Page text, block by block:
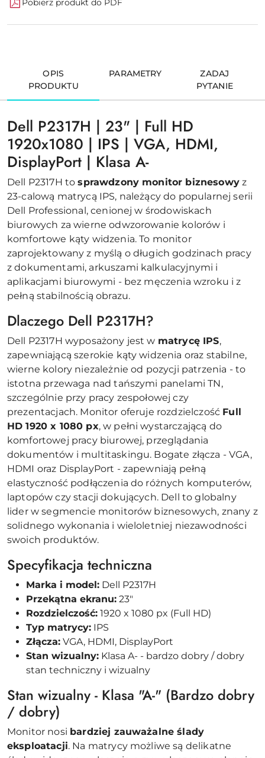
OPIS
PRODUKTU
PARAMETRY
ZADAJ
PYTANIE
Dell P2317H | 23" | Full HD
1920x1080 | IPS | VGA, HDMI,
DisplayPort | Klasa A-
Dell P2317H tosprawdzony monitor biznesowyz
23-calową matrycą IPS, należący do popularnej serii
Dell Professional, cenionej w środowiskach
biurowych za wierne odwzorowanie kolorów i
komfortowe kąty widzenia. To monitor
zaprojektowany z myślą o długich godzinach pracy
z dokumentami, arkuszami kalkulacyjnymi i
aplikacjami biurowymi - bez męczenia wzroku i z
pełną stabilnością obrazu.
Dlaczego Dell P2317H?
Dell P2317H wyposażony jest w matrycę IPS,
zapewniającą szerokie kąty widzenia oraz stabilne,
wierne kolory niezależnie od pozycji patrzenia - to
istotna przewaga nad tańszymi panelami TN,
szczególnie przy pracy zespołowej czy
prezentacjach. Monitor oferuje rozdzielczość Full
HD 1920 x 1080 px, w pełni wystarczającą do
komfortowej pracy biurowej, przeglądania
dokumentów i multitaskingu. Bogate złącza - VGA,
HDMI oraz DisplayPort - zapewniają pełną
elastyczność podłączenia do różnych komputerów,
laptopów czy stacji dokujących. Dell to globalny
lider w segmencie monitorów biznesowych, znany z
solidnego wykonania i wieloletniej niezawodności
swoich produktów.
Specyfikacja techniczna
Marka i model: Dell P2317H
Przekątna ekranu: 23"
Rozdzielczość: 1920 x 1080 px (Full HD)
Typ matrycy: IPS
Złącza: VGA, HDMI, DisplayPort
Stan wizualny: Klasa A- - bardzo dobry / dobry
stan techniczny i wizualny
Stan wizualny - Klasa "A-" (Bardzo dobry
/ dobry)
Monitor nosi bardziej zauważalne ślady
eksploatacji. Na matrycy możliwe są delikatne